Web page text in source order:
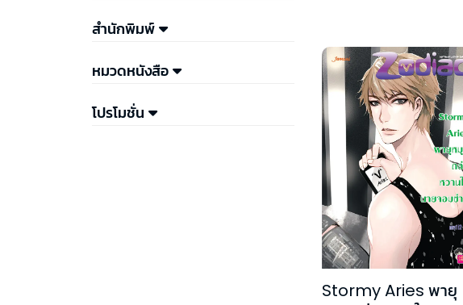
สำนักพิมพ์
หมวดหนังสือ
โปรโมชั่น
Stormy Aries พายุ